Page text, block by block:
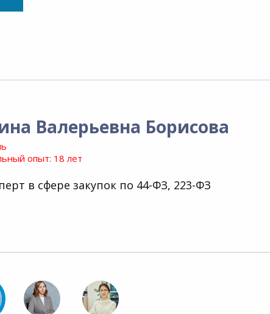
Валерьевна Борисова
опыт: 18 лет
в сфере закупок по 44-ФЗ, 223-ФЗ